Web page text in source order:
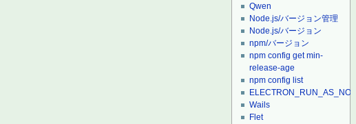
Qwen
Node.js/バージョン管理
Node.js/バージョン
npm/バージョン
npm config get min-
release-age
npm config list
Wails
Flet